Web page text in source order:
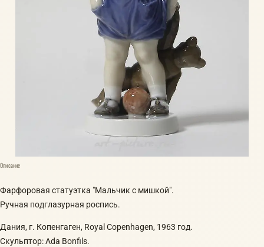
Описание
Фарфоровая статуэтка "Мальчик с мишкой".
Ручная подглазурная роспись.
Дания, г. Копенгаген, Royal Copenhagen, 1963 год.
Скульптор: Ada Bonfils.